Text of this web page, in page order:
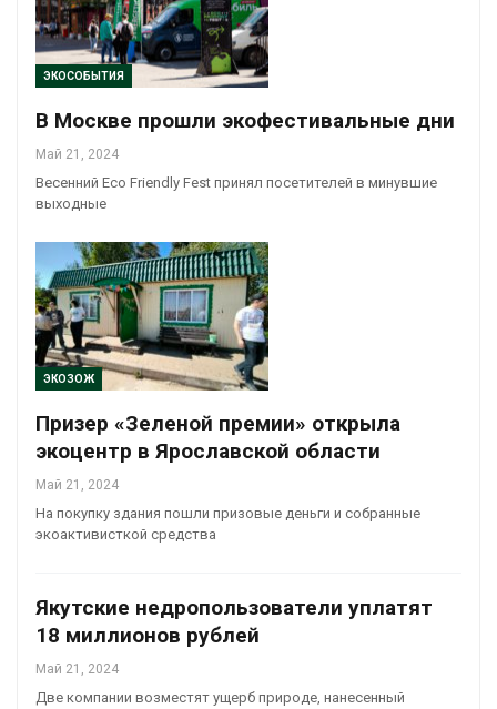
ЭКОСОБЫТИЯ
В Москве прошли экофестивальные дни
Май 21, 2024
Весенний Eco Friendly Fest принял посетителей в минувшие
выходные
ЭКОЗОЖ
Призер «Зеленой премии» открыла
экоцентр в Ярославской области
Май 21, 2024
На покупку здания пошли призовые деньги и собранные
экоактивисткой средства
Якутские недропользователи уплатят
18 миллионов рублей
Май 21, 2024
Две компании возместят ущерб природе, нанесенный